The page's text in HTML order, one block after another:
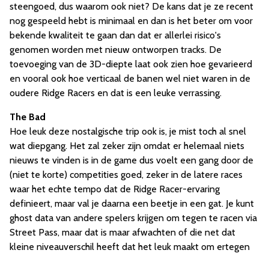
steengoed, dus waarom ook niet? De kans dat je ze recent
nog gespeeld hebt is minimaal en dan is het beter om voor
bekende kwaliteit te gaan dan dat er allerlei risico's
genomen worden met nieuw ontworpen tracks. De
toevoeging van de 3D-diepte laat ook zien hoe gevarieerd
en vooral ook hoe verticaal de banen wel niet waren in de
oudere Ridge Racers en dat is een leuke verrassing.
The Bad
Hoe leuk deze nostalgische trip ook is, je mist toch al snel
wat diepgang. Het zal zeker zijn omdat er helemaal niets
nieuws te vinden is in de game dus voelt een gang door de
(niet te korte) competities goed, zeker in de latere races
waar het echte tempo dat de Ridge Racer-ervaring
definieert, maar val je daarna een beetje in een gat. Je kunt
ghost data van andere spelers krijgen om tegen te racen via
Street Pass, maar dat is maar afwachten of die net dat
kleine niveauverschil heeft dat het leuk maakt om ertegen